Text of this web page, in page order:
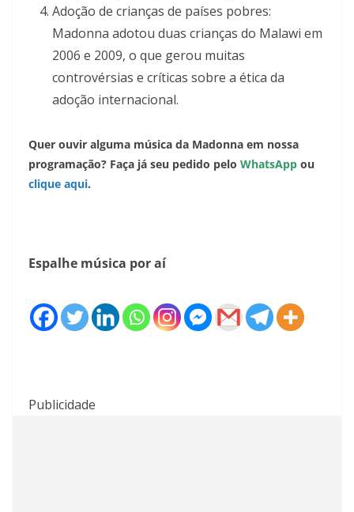
Adoção de crianças de países pobres:
Madonna adotou duas crianças do Malawi em
2006 e 2009, o que gerou muitas
controvérsias e críticas sobre a ética da
adoção internacional.
Quer ouvir alguma música da Madonna em nossa
programação? Faça já seu pedido pelo WhatsApp ou
clique aqui.
Espalhe música por aí
Publicidade